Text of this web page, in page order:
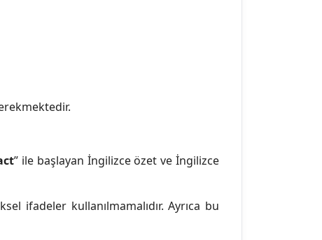
” ile başlayan İngilizce özet ve İngilizce
ifadeler kullanılmamalıdır. Ayrıca bu